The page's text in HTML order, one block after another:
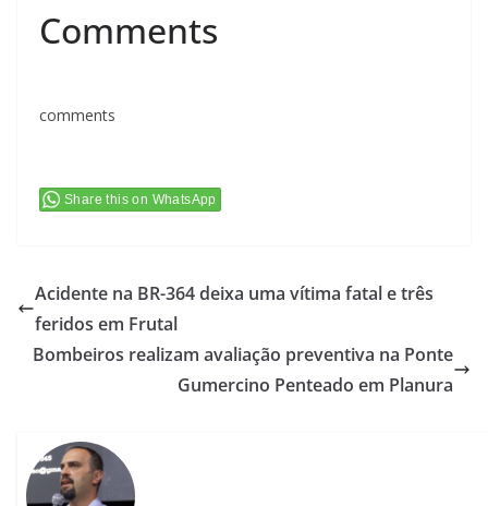
Comments
comments
Share this on WhatsApp
Acidente na BR-364 deixa uma vítima fatal e três
feridos em Frutal
Bombeiros realizam avaliação preventiva na Ponte
Gumercino Penteado em Planura